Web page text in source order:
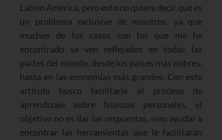
Latino América, pero esto no quiere decir que es
un problema exclusive de nosotros, ya que
muchos de los casos con los que me he
encontrado se ven reflejados en todas las
partes del mundo, desde los países más pobres,
hasta en las economías más grandes. Con este
artículo busco facilitarle el proceso de
aprendizaje sobre finanzas personales, el
objetivo no es dar las respuestas, sino ayudar a
encontrar las herramientas que le facilitaran